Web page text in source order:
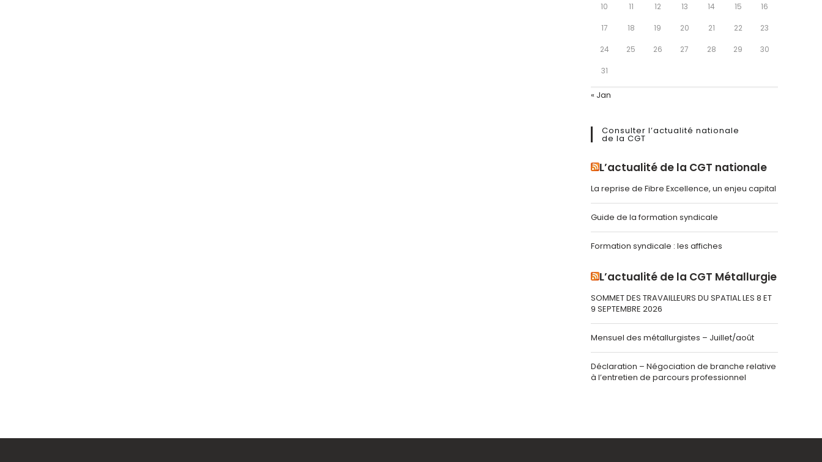
10 11 12 13 14 15 16
17 18 19 20 21 22 23
24 25 26 27 28 29 30
31
« Jan
Consulter l’actualité nationale
de la CGT
L’actualité de la CGT nationale
La reprise de Fibre Excellence, un enjeu capital
Guide de la formation syndicale
Formation syndicale : les affiches
L’actualité de la CGT Métallurgie
SOMMET DES TRAVAILLEURS DU SPATIAL LES 8 ET
9 SEPTEMBRE 2026
Mensuel des métallurgistes – Juillet/août
Déclaration – Négociation de branche relative
à l’entretien de parcours professionnel